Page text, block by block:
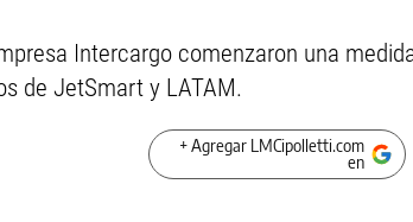
Intercargo comenzaron una
de JetSmart y LATAM.
+ Agregar LMCipolletti.com
en